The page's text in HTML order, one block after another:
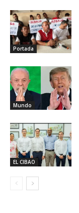
Portada
Mundo
EL CIBAO